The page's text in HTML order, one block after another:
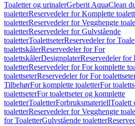
Toaletter og urinalerGeberit AquaClean
toaletterReservedeler for Komplette
toaletterReservedeler for Vegghengte
toaletterReservedeler for Gulvstående
toaletterToalettseterReservedeler for
toalettskålerReservedeler for For
toalettskålerDesignplaterReservedeler for
toaletterReservedeler for For komplette
toalettseterReservedeler for For
TilbehørFor komplette toaletterFor
toalettseterFor toalettseter og komplette
toaletterToaletterForbruksmateriellToalett
toaletterReservedeler for Vegghengte
for ToaletterGulvstående toaletter